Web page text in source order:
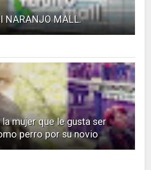
NARANJO MALL.
mujer que le gusta ser
perro por su novio